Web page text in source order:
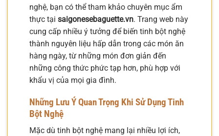
nghệ, bạn có thể tham khảo chuyên mục ẩm
thực tại saigonesebaguette.vn. Trang web này
cung cấp nhiều ý tưởng để biến tinh bột nghệ
thành nguyên liệu hấp dẫn trong các món ăn
hàng ngày, từ những món đơn giản đến
những công thức phức tạp hơn, phù hợp với
khẩu vị của mọi gia đình.
Những Lưu Ý Quan Trọng Khi Sử Dụng Tinh
Bột Nghệ
Mặc dù tinh bột nghệ mang lại nhiều lợi ích,